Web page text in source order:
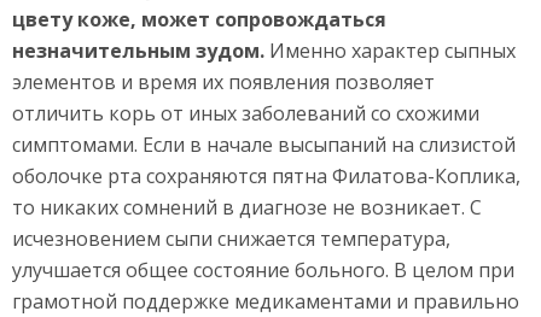
цвету коже, может сопровождаться
незначительным зудом. Именно характер сыпных
элементов и время их появления позволяет
отличить корь от иных заболеваний со схожими
симптомами. Если в начале высыпаний на слизистой
оболочке рта сохраняются пятна Филатова-Коплика,
то никаких сомнений в диагнозе не возникает. С
исчезновением сыпи снижается температура,
улучшается общее состояние больного. В целом при
грамотной поддержке медикаментами и правильно